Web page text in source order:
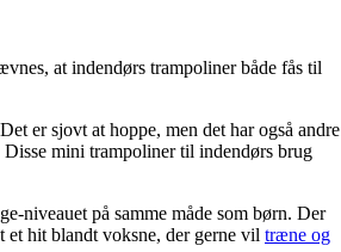
at indendørs trampoliner både fås til
er sjovt at hoppe, men det har også andre
mini trampoliner til indendørs brug
niveauet på samme måde som børn. Der
et hit blandt voksne, der gerne vil træne og